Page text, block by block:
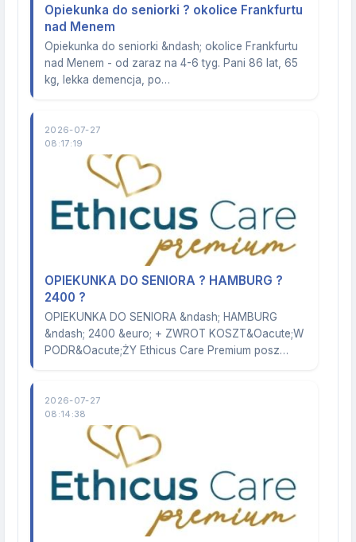
Opiekunka do seniorki ? okolice Frankfurtu
nad Menem
Opiekunka do seniorki &ndash; okolice Frankfurtu
nad Menem - od zaraz na 4-6 tyg. Pani 86 lat, 65
kg, lekka demencja, po…
2026-07-27
08:17:19
OPIEKUNKA DO SENIORA ? HAMBURG ?
2400 ?
OPIEKUNKA DO SENIORA &ndash; HAMBURG
&ndash; 2400 &euro; + ZWROT KOSZT&Oacute;W
PODR&Oacute;ŻY Ethicus Care Premium posz…
2026-07-27
08:14:38